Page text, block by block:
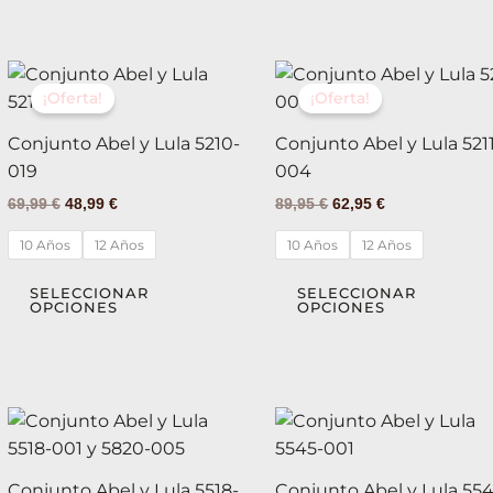
página
producto
¡Oferta!
Conjunto Abel y Lula 5210-
019
69,99€
El
precio
original
69,99 €.
48,99 €
El
precio
48,99 €.
10 Años 12 Años
SELECCIONAR
OPCIONES
Este
producto
múltiples
variantes.
Las
opciones
pueden
página
de
producto
¡Oferta!
Conjunto Abel y Lula
004
89,95€
El
precio
original
89,95 €.
62,95€
El
precio
62,95 €.
10 Años 12 Años
SELECCIONAR
OPCIONES
Este
producto